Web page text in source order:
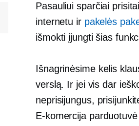
Pasauliui sparčiai
internetu ir pakelės
išmokti įjungti šias
Išnagrinėsime kelis
verslą. Ir jei vis dar
neprisijungus,
E-komercijaparduotuvė